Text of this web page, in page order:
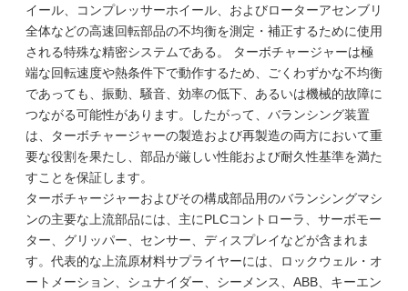
イール、コンプレッサーホイール、およびローターアセンブリ
全体などの高速回転部品の不均衡を測定・補正するために使用
される特殊な精密システムである。 ターボチャージャーは極
端な回転速度や熱条件下で動作するため、ごくわずかな不均衡
であっても、振動、騒音、効率の低下、あるいは機械的故障に
つながる可能性があります。したがって、バランシング装置
は、ターボチャージャーの製造および再製造の両方において重
要な役割を果たし、部品が厳しい性能および耐久性基準を満た
すことを保証します。
ターボチャージャーおよびその構成部品用のバランシングマシ
ンの主要な上流部品には、主にPLCコントローラ、サーボモー
ター、グリッパー、センサー、ディスプレイなどが含まれま
す。代表的な上流原材料サプライヤーには、ロックウェル・オ
ートメーション、シュナイダー、シーメンス、ABB、キーエン